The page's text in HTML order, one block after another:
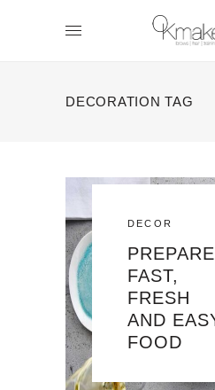
DECORATION TAG
DECOR
PREPARE
FAST,
FRESH
AND
FOOD